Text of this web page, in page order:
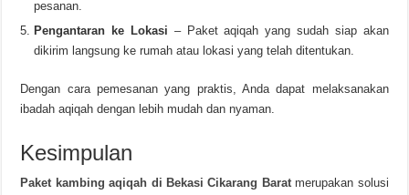
pesanan.
Pengantaran ke Lokasi – Paket aqiqah yang sudah siap akan
dikirim langsung ke rumah atau lokasi yang telah ditentukan.
Dengan cara pemesanan yang praktis, Anda dapat melaksanakan
ibadah aqiqah dengan lebih mudah dan nyaman.
Kesimpulan
Paket kambing aqiqah di Bekasi Cikarang Baratmerupakan solusi